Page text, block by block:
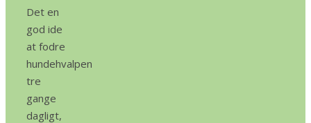
Det en
god ide
at fodre
hundehvalpen
tre
gange
dagligt,